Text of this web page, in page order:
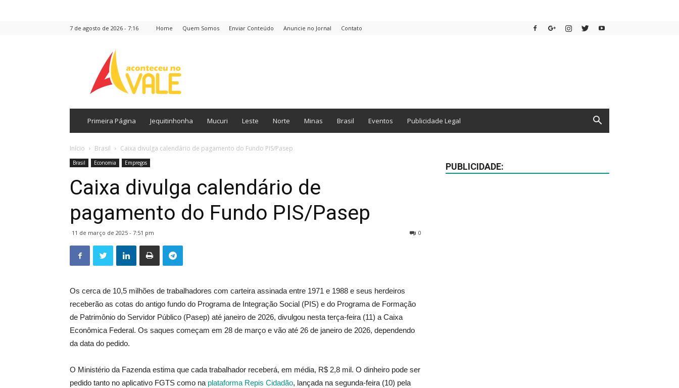
7 de agosto de 2026 - 7:16 Home Quem Somos Enviar Conteúdo Anuncie no Jornal Contato
Aconteceu
no
Vale
Primeira Página Jequitinhonha Mucuri Leste Norte Minas Brasil Eventos Publicidade Legal
Início Brasil Caixa divulga calendário de pagamento do Fundo PIS/Pasep
Brasil Economia Empregos
Caixa divulga calendário de
pagamento do Fundo PIS/Pasep
11 de março de 2025 - 7:51 pm 0
Os cerca de 10,5 milhões de trabalhadores com carteira assinada entre 1971 e 1988 e seus herdeiros
receberão as cotas do antigo fundo do Programa de Integração Social (PIS) e do Programa de Formação
de Patrimônio do Servidor Público (Pasep) até janeiro de 2026, divulgou nesta terça-feira (11) a Caixa
Econômica Federal. Os saques começam em 28 de março e vão até 26 de janeiro de 2026, dependendo
da data do pedido.
O Ministério da Fazenda estima que cada trabalhador receberá, em média, R$ 2,8 mil. O dinheiro pode ser
pedido tanto no aplicativo FGTS como na plataforma Repis Cidadão, lançada na segunda-feira (10) pela
PUBLICIDADE: